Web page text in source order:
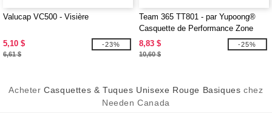
Valucap VC500 - Visière
5,10 $
6,61 $
-23%
Team 365 TT801 - par Yupoong®
Casquette de Performance Zone
pour Adultes
8,83 $
10,60 $
-25%
AcheterCasquettes & Tuques Unisexe Rouge Basiques chez
Needen Canada